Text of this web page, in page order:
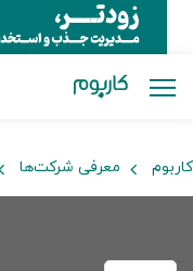
کاربوم معرفی شرکت‌ها